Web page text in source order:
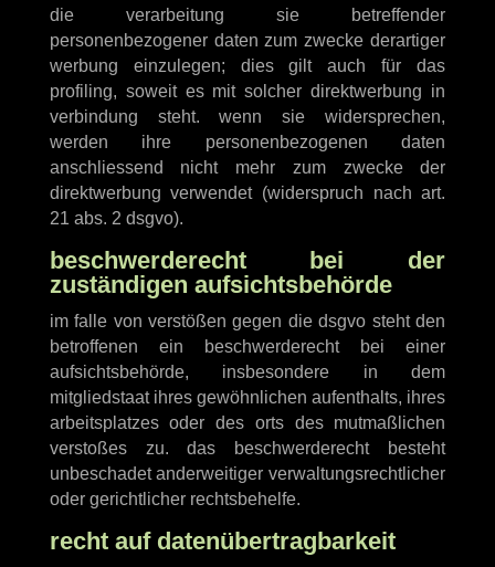
die verarbeitung sie betreffender
personenbezogener daten zum zwecke derartiger
werbung einzulegen; dies gilt auch für das
profiling, soweit es mit solcher direktwerbung in
verbindung steht. wenn sie widersprechen,
werden ihre personenbezogenen daten
anschliessend nicht mehr zum zwecke der
direktwerbung verwendet (widerspruch nach art.
21 abs. 2 dsgvo).
beschwerde­recht bei der
zuständigen aufsichts­behörde
im falle von verstößen gegen die dsgvo steht den
betroffenen ein beschwerderecht bei einer
aufsichtsbehörde, insbesondere in dem
mitgliedstaat ihres gewöhnlichen aufenthalts, ihres
arbeitsplatzes oder des orts des mutmaßlichen
verstoßes zu. das beschwerderecht besteht
unbeschadet anderweitiger verwaltungsrechtlicher
oder gerichtlicher rechtsbehelfe.
recht auf daten­übertrag­barkeit